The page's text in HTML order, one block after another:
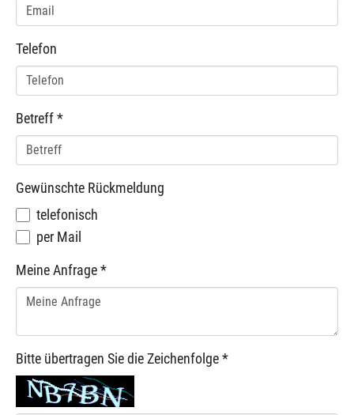
Telefon
Betreff *
Gewünschte Rückmeldung
telefonisch
per Mail
Meine Anfrage *
Bitte übertragen Sie die Zeichenfolge *